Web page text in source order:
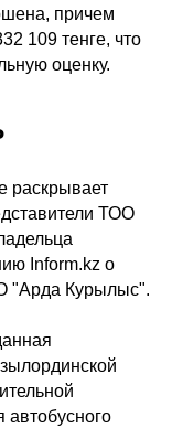
причем
109 тенге, что
оценку.
раскрывает
ТОО
Inform.kz о
"Арда Курылыс".
автобусного